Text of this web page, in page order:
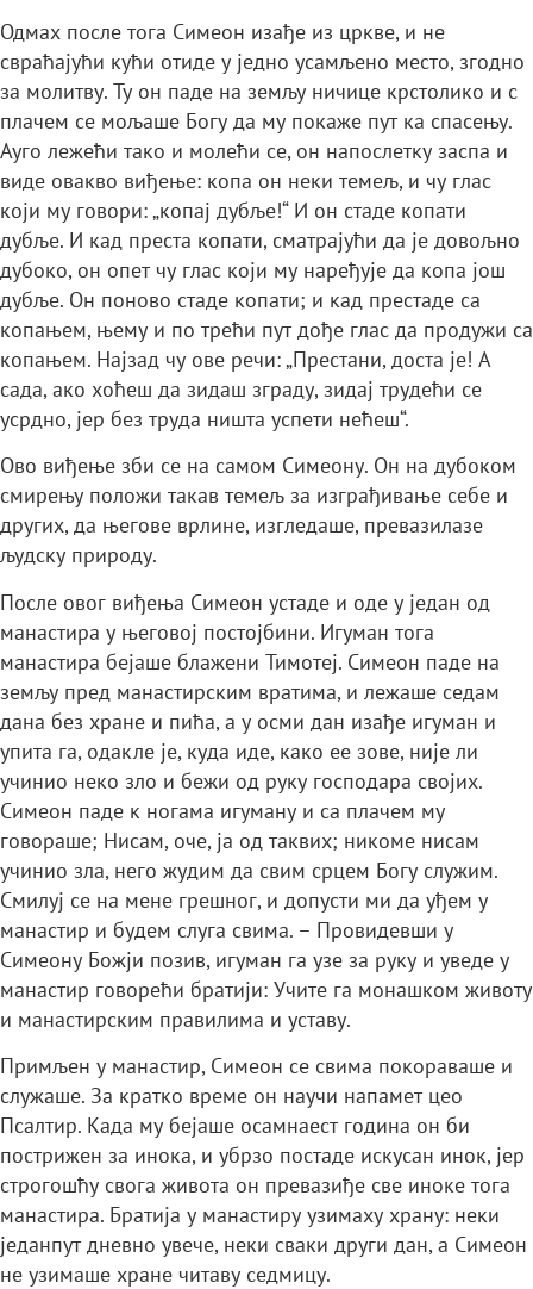
Одмах после тога Симеон изађе из цркве, и не
свраћајући кући отиде у једно усамљено место, згодно
за молитву. Ту он паде на земљу ничице крстолико и с
плачем се мољаше Богу да му покаже пут ка спасењу.
Ауго лежећи тако и молећи се, он напослетку заспа и
виде овакво виђење: копа он неки темељ, и чу глас
који му говори: „копај дубље!“ И он стаде копати
дубље. И кад преста копати, сматрајући да је довољно
дубоко, он опет чу глас који му наређује да копа још
дубље. Он поново стаде копати; и кад престаде са
копањем, њему и по трећи пут дође глас да продужи са
копањем. Најзад чу ове речи: „Престани, доста је! А
сада, ако хоћеш да зидаш зграду, зидај трудећи се
усрдно, јер без труда ништа успети нећеш“.
Ово виђење зби се на самом Симеону. Он на дубоком
смирењу положи такав темељ за изграђивање себе и
других, да његове врлине, изгледаше, превазилазе
људску природу.
После овог виђења Симеон устаде и оде у један од
манастира у његовој постојбини. Игуман тога
манастира бејаше блажени Тимотеј. Симеон паде на
земљу пред манастирским вратима, и лежаше седам
дана без хране и пића, а у осми дан изађе игуман и
упита га, одакле је, куда иде, како ее зове, није ли
учинио неко зло и бежи од руку господара својих.
Симеон паде к ногама игуману и са плачем му
говораше; Нисам, оче, ја од таквих; никоме нисам
учинио зла, него жудим да свим срцем Богу служим.
Смилуј се на мене грешног, и допусти ми да уђем у
манастир и будем слуга свима. – Провидевши у
Симеону Божји позив, игуман га узе за руку и уведе у
манастир говорећи братији: Учите га монашком животу
и манастирским правилима и уставу.
Примљен у манастир, Симеон се свима покораваше и
служаше. За кратко време он научи напамет цео
Псалтир. Када му бејаше осамнаест година он би
пострижен за инока, и убрзо постаде искусан инок, јер
строгошћу свога живота он превазиђе све иноке тога
манастира. Братија у манастиру узимаху храну: неки
једанпут дневно увече, неки сваки други дан, а Симеон
не узимаше хране читаву седмицу.